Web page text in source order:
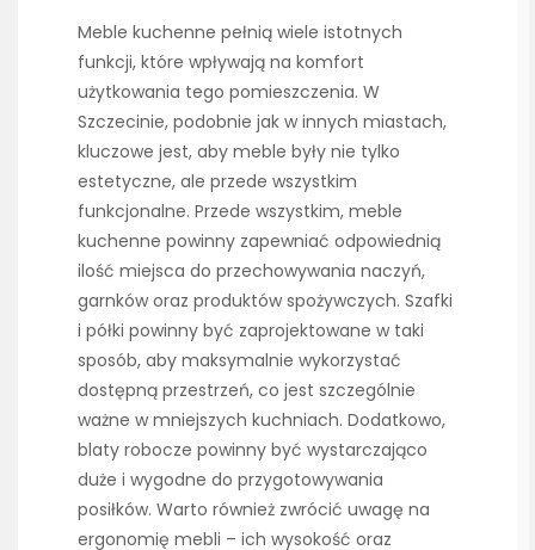
Meble kuchenne pełnią wiele istotnych
funkcji, które wpływają na komfort
użytkowania tego pomieszczenia. W
Szczecinie, podobnie jak w innych miastach,
kluczowe jest, aby meble były nie tylko
estetyczne, ale przede wszystkim
funkcjonalne. Przede wszystkim, meble
kuchenne powinny zapewniać odpowiednią
ilość miejsca do przechowywania naczyń,
garnków oraz produktów spożywczych. Szafki
i półki powinny być zaprojektowane w taki
sposób, aby maksymalnie wykorzystać
dostępną przestrzeń, co jest szczególnie
ważne w mniejszych kuchniach. Dodatkowo,
blaty robocze powinny być wystarczająco
duże i wygodne do przygotowywania
posiłków. Warto również zwrócić uwagę na
ergonomię mebli – ich wysokość oraz